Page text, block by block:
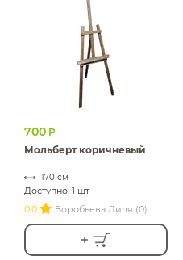
700 Р
Мольберт коричневый
170 см
Доступно: 1 шт
0.0
Воробьева Лиля (0)